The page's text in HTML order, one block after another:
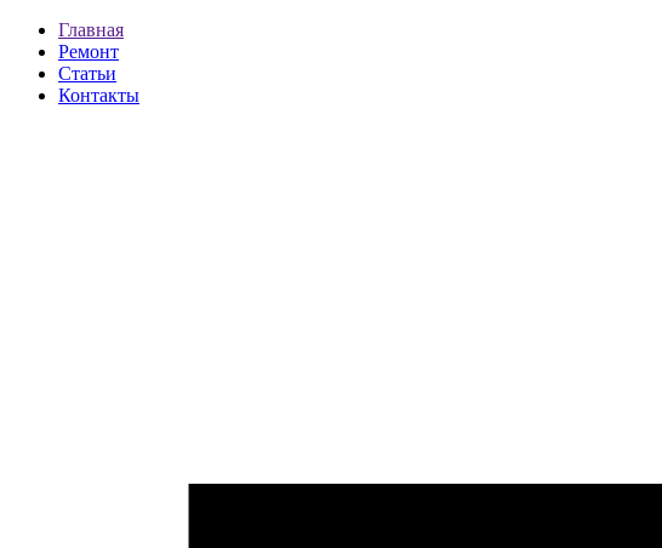
Главная
Ремонт
Статьи
Контакты